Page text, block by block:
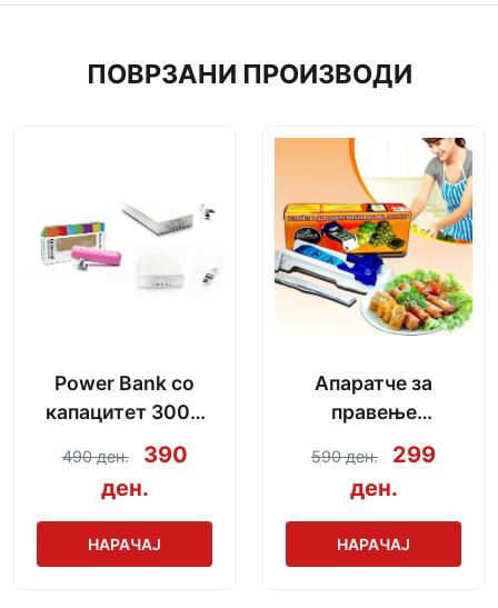
ПОВРЗАНИ ПРОИЗВОДИ
Power Bank со
капацитет 3000
mAh + кабел за
полнење
490 ден.
390
ден.
НАРАЧАЈ
Апаратче за
правење
сармички во
неколку секунди
590 ден.
299
ден.
НАРАЧАЈ